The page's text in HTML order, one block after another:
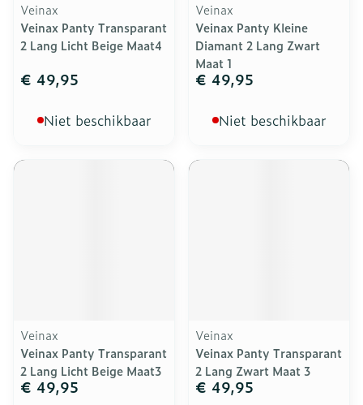
Veinax
Veinax Panty Transparant
2 Lang Licht Beige Maat4
€ 49,95
Niet beschikbaar
Veinax
Veinax Panty Kleine
Diamant 2 Lang Zwart
Maat 1
€ 49,95
Niet beschikbaar
Veinax
Veinax Panty Transparant
2 Lang Licht Beige Maat3
€ 49,95
Veinax
Veinax Panty Transparant
2 Lang Zwart Maat 3
€ 49,95